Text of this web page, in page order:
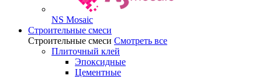
NS Mosaic
Строительные смеси
Строительные смеси Смотреть все
Плиточный клей
Эпоксидные
Цементные